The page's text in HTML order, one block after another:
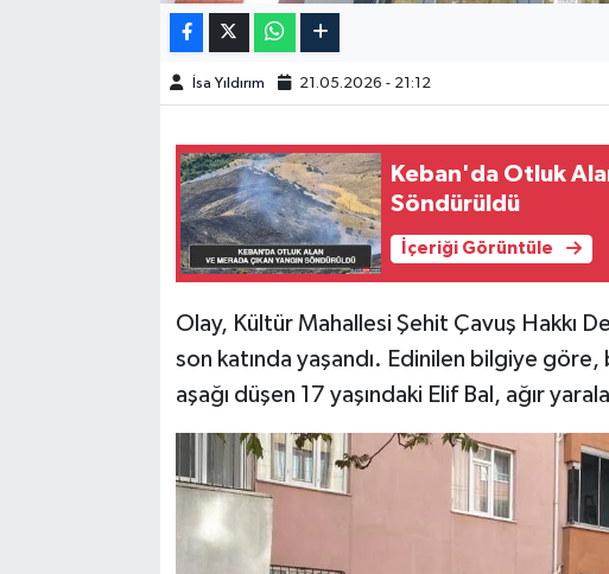
İsa Yıldırım 21.05.2026 - 21:12
Keban'da Otluk
Söndürüldü
İçeriği Görüntüle
Olay, Kültür Mahallesi Şehit Çavuş Hakkı
son katında yaşandı. Edinilen bilgiye
aşağı düşen 17 yaşındaki Elif Bal, ağır